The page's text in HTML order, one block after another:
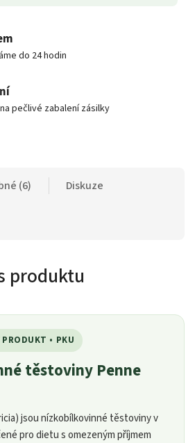
do 24 hodin
pečlivé zabalení zásilky
(6) Diskuze
produktu
• PKU
těstoviny Penne
jsou nízkobílkovinné těstoviny v
pro dietu s omezeným příjmem